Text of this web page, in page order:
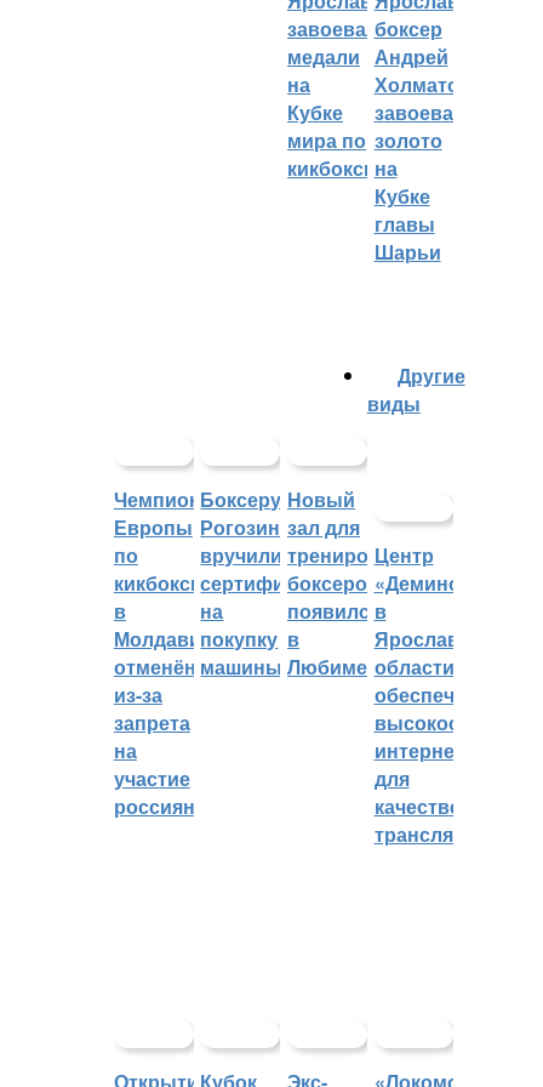
завоевали
медали
на
Кубке
мира по
кикбоксингу
боксер
Андрей
Холматов
завоевал
золото
на
Кубке
главы
Шарьи
Чемпионат
Европы
по
кикбоксингу
в
Молдавии
отменён
из-за
запрета
на
участие
россиян
Боксеру
Рогозину
вручили
сертификат
на
покупку
машины
Новый
зал для
тренировок
боксеров
появился
в
Любиме
Другие
виды
Центр
«Демино»
в
Ярославской
области
обеспечивают
интернетом
для
качественных
трансляций